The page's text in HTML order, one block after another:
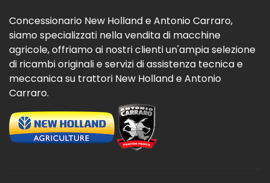
Concessionario New Holland e Antonio Carraro,
siamo specializzati nella vendita di macchine
agricole, offriamo ai nostri clienti un'ampia selezione
di ricambi originali e servizi di assistenza tecnica e
meccanica su trattori New Holland e Antonio
Carraro.